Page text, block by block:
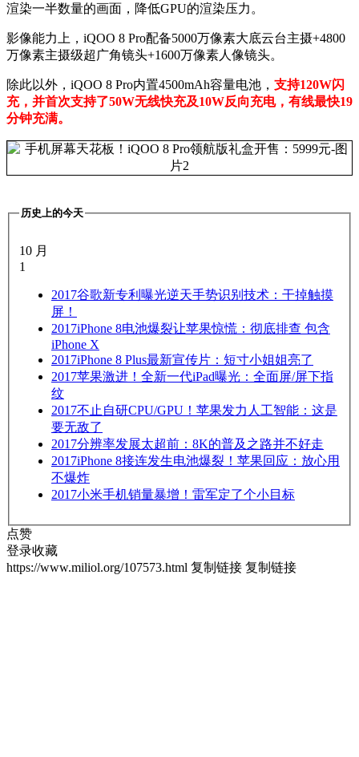
渲染一半数量的画面，降低GPU的渲染压力。
影像能力上，iQOO 8 Pro配备5000万像素大底云台主摄+4800
万像素主摄级超广角镜头+1600万像素人像镜头。
除此以外，iQOO 8 Pro内置4500mAh容量电池， 支持120W闪
充，并首次支持了50W无线快充及10W反向充电，有线最快19
分钟充满。
历史上的今天
10 月
1
2017谷歌新专利曝光逆天手势识别技术：干掉触摸
屏！
2017iPhone 8电池爆裂让苹果惊慌：彻底排查 包含
iPhone X
2017iPhone 8 Plus最新宣传片：短寸小姐姐亮了
2017苹果激进！全新一代iPad曝光：全面屏/屏下指
纹
2017不止自研CPU/GPU！苹果发力人工智能：这是
要无敌了
2017分辨率发展太超前：8K的普及之路并不好走
2017iPhone 8接连发生电池爆裂！苹果回应：放心用
不爆炸
2017小米手机销量暴增！雷军定了个小目标
点赞
登录收藏
https://www.miliol.org/107573.html 复制链接 复制链接